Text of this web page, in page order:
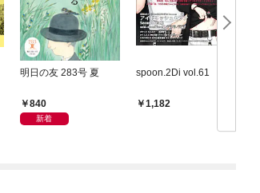
明日の友 283号 夏
840
新着
spoon.2Di vol.61
1,182